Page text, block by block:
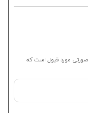
صورتی مورد قبول است که